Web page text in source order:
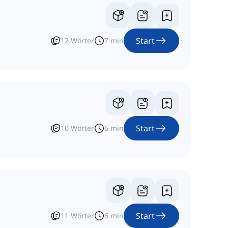
12 Wörter 7 min Start
10 Wörter 6 min Start
11 Wörter 6 min Start